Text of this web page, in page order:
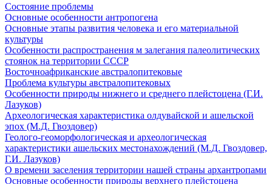
Состояние проблемы
Основные особенности антропогена
Основные этапы развития человека и его материальной
культуры
Особенности распространения м залегания палеолитических
стоянок на территории СССР
Восточноафриканские австралопитековые
Проблема культуры австралопитековых
Особенности природы нижнего и среднего плейстоцена (Г.И.
Лазуков)
Археологическая характеристика олдувайской и ашельской
эпох (М.Д. Гвоздовер)
Геолого-геоморфологическая и археологическая
характеристики ашельских местонахождений (М.Д. Гвоздовер,
Г.И. Лазуков)
О времени заселения территории нашей страны архантропами
Основные особенности природы верхнего плейстоцена